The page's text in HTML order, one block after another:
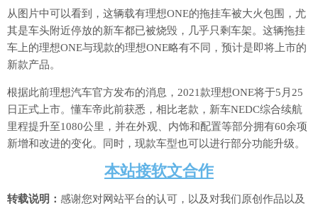
从图片中可以看到，这辆载有理想ONE的拖挂车被大火包围，尤
其是车头附近停放的新车都已被烧毁，几乎只剩车架。这辆拖挂
车上的理想ONE与现款的理想ONE略有不同，预计是即将上市的
新款产品。
根据此前理想汽车官方发布的消息，2021款理想ONE将于5月25
日正式上市。懂车帝此前获悉，相比老款，新车NEDC综合续航
里程提升至1080公里，并在外观、内饰和配置等部分拥有60余项
新增和改进的变化。同时，现款车型也可以进行部分功能升级。
本站接软文合作
转载说明： 感谢您对网站平台的认可，以及对我们原创作品以及